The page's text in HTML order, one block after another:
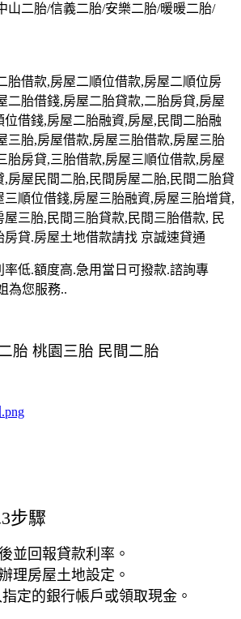
山二胎/信義二胎/安樂二胎/暖暖二胎/
胎借款,房屋二順位借款,房屋二順位房
二胎借錢,房屋二胎貸款,二胎房貸,房屋
位借錢,房屋二胎融資,房屋,民間二胎融
三胎,房屋借款,房屋三胎借款,房屋三胎
胎房貸,三胎借款,房屋三順位借款,房屋
,房屋民間二胎,民間房屋二胎,民間二胎貸
順位借錢,房屋三胎融資,房屋三胎增貸,
三胎,民間三胎貸款,民間三胎借款, 民
房貸.房屋土地借款請找 京誠速貸通
低.額度高.急用當日可撥款.諮詢專
為您服務..
胎 桃園三胎 民間二胎
步驟
並回報貸款利率。
理房屋土地設定。
定的銀行帳戶或領取現金。